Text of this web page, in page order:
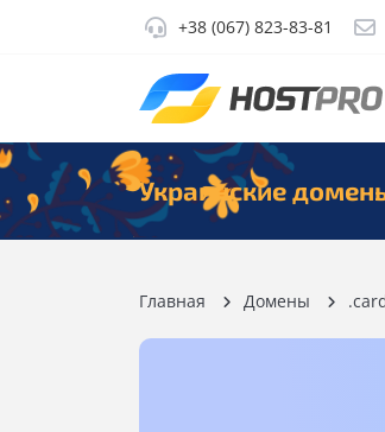
+38 (067) 823-83-81
Украинские
Главная Домены